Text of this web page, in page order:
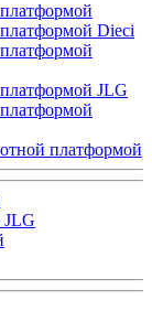
Dieci
JLG
платформой
JLG